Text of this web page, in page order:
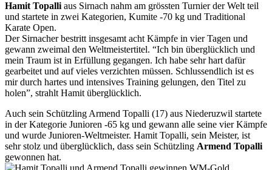
Hamit Topalli aus Sirnach nahm am grössten Turnier der Welt teil
und startete in zwei Kategorien, Kumite -70 kg und Traditional
Karate Open.
Der Sirnacher bestritt insgesamt acht Kämpfe in vier Tagen und
gewann zweimal den Weltmeistertitel. “Ich bin überglücklich und
mein Traum ist in Erfüllung gegangen. Ich habe sehr hart dafür
gearbeitet und auf vieles verzichten müssen. Schlussendlich ist es
mir durch hartes und intensives Training gelungen, den Titel zu
holen”, strahlt Hamit überglücklich.
Auch sein Schützling Armend Topalli (17) aus Niederuzwil startete
in der Kategorie Junioren -65 kg und gewann alle seine vier Kämpfe
und wurde Junioren-Weltmeister. Hamit Topalli, sein Meister, ist
sehr stolz und überglücklich, dass sein Schützling Armend Topalli
gewonnen hat.